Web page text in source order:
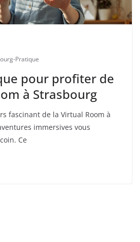
Pratique
pour profiter de
à Strasbourg
fascinant de la Virtual Room à
immersives vous
Ce